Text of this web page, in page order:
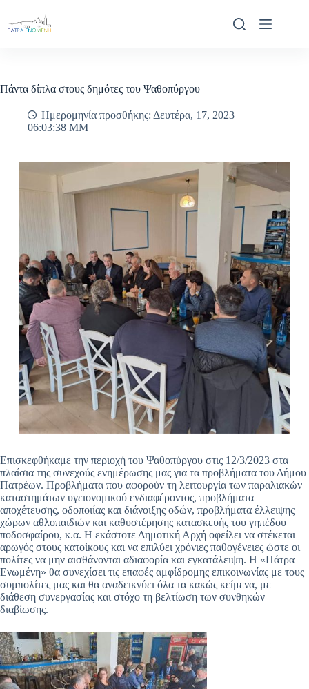
περιεχόμενο
Πάντα δίπλα στους δημότες του Ψαθοπύργου
Ημερομηνία προσθήκης: Δευτέρα, 17, 2023
06:03:38 ΜΜ
Επισκεφθήκαμε την περιοχή του Ψαθοπύργου στις 12/3/2023 στα
πλαίσια της συνεχούς ενημέρωσης μας για τα προβλήματα του Δήμου
Πατρέων. Προβλήματα που αφορούν τη λειτουργία των παραλιακών
καταστημάτων υγειονομικού ενδιαφέροντος, προβλήματα
αποχέτευσης, οδοποιίας και διάνοιξης οδών, προβλήματα έλλειψης
χώρων αθλοπαιδιών και καθυστέρησης κατασκευής του γηπέδου
ποδοσφαίρου, κ.α. Η εκάστοτε Δημοτική Αρχή οφείλει να στέκεται
αρωγός στους κατοίκους και να επιλύει χρόνιες παθογένειες ώστε οι
πολίτες να μην αισθάνονται αδιαφορία και εγκατάλειψη. Η «Πάτρα
Ενωμένη» θα συνεχίσει τις επαφές αμφίδρομης επικοινωνίας με τους
συμπολίτες μας και θα αναδεικνύει όλα τα κακώς κείμενα, με
διάθεση συνεργασίας και στόχο τη βελτίωση των συνθηκών
διαβίωσης.